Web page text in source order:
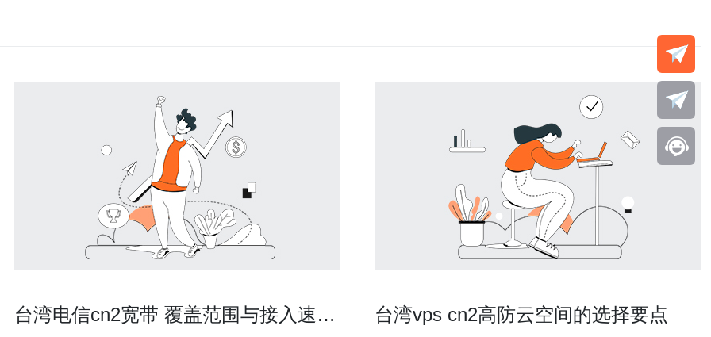
台湾电信cn2宽带 覆盖范围与接入速率
台湾vps cn2高防云空间的选择要点